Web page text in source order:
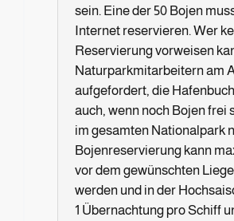
sein. Eine der 50 Bojen
Internet reservieren. Wer
Reservierung vorweisen
Naturparkmitarbeitern am
aufgefordert, die
auch, wenn noch Bojen frei
im gesamten Nationalpark
Bojenreservierung kann
vor dem gewünschten
werden und in der
1 Übernachtung pro Schiff